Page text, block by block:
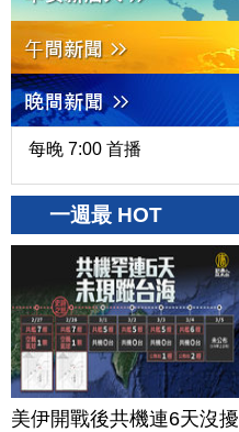
每晚 7:00 首播
一週最 HOT
美伊開戰後共機連6天沒擾